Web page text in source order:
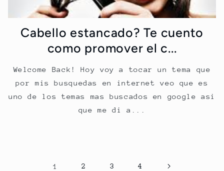
Cabello estancado? Te cuento
como promover el c...
Welcome Back! Hoy voy a tocar un tema que
por mis busquedas en internet veo que es
uno de los temas mas buscados en google asi
que me di a...
1 2 3 4